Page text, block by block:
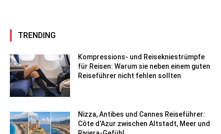
TRENDING
Kompressions- und Reisekniestrümpfe
für Reisen: Warum sie neben einem guten
Reiseführer nicht fehlen sollten
Nizza, Antibes und Cannes Reiseführer:
Côte d’Azur zwischen Altstadt, Meer und